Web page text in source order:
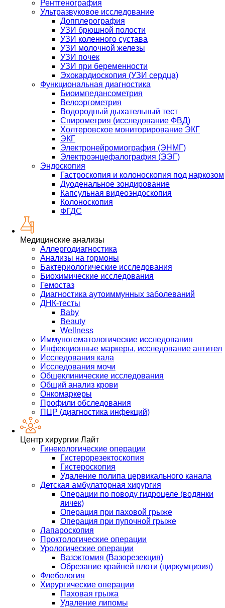
Рентгенография
Ультразвуковое исследование
Допплерография
УЗИ брюшной полости
УЗИ коленного сустава
УЗИ молочной железы
УЗИ почек
УЗИ при беременности
Эхокардиоскопия (УЗИ сердца)
Функциональная диагностика
Биоимпедансометрия
Велоэргометрия
Водородный дыхательный тест
Спирометрия (исследование ФВД)
Холтеровское мониторирование ЭКГ
ЭКГ
Электронейромиография (ЭНМГ)
Электроэнцефалография (ЭЭГ)
Эндоскопия
Гастроскопия и колоноскопия под наркозом
Дуоденальное зондирование
Капсульная видеоэндоскопия
Колоноскопия
ФГДС
Медицинские анализы
Аллергодиагностика
Анализы на гормоны
Бактериологические исследования
Биохимические исследования
Гемостаз
Диагностика аутоиммунных заболеваний
ДНК-тесты
Baby
Beauty
Wellness
Иммуногематологические исследования
Инфекционные маркеры, исследование антител
Исследования кала
Исследования мочи
Общеклинические исследования
Общий анализ крови
Онкомаркеры
Профили обследования
ПЦР (диагностика инфекций)
Центр хирургии Лайт
Гинекологические операции
Гистерорезектоскопия
Гистероскопия
Удаление полипа цервикального канала
Детская амбулаторная хирургия
Операции по поводу гидроцеле (водянки
яичек)
Операция при паховой грыже
Операция при пупочной грыже
Лапароскопия
Проктологические операции
Урологические операции
Вазэктомия (Вазорезекция)
Обрезание крайней плоти (циркумцизия)
Флебология
Хирургические операции
Паховая грыжа
Удаление липомы